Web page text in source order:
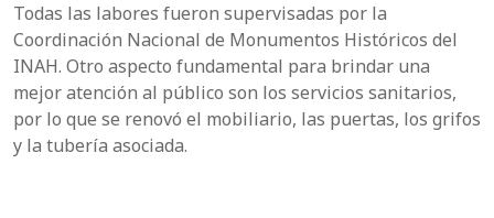
Todas las labores fueron supervisadas por la
Coordinación Nacional de Monumentos Históricos del
INAH. Otro aspecto fundamental para brindar una
mejor atención al público son los servicios sanitarios,
por lo que se renovó el mobiliario, las puertas, los grifos
y la tubería asociada.